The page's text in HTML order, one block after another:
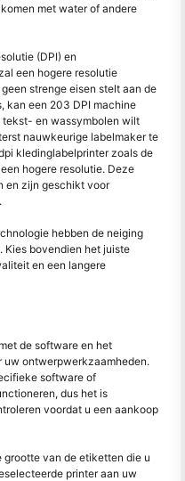
met water of andere
(DPI) en
een hogere resolutie
strenge eisen stelt aan de
kan een 203 DPI machine
en wassymbolen wilt
nauwkeurige labelmaker te
kledinglabelprinter zoals de
hogere resolutie. Deze
en zijn geschikt voor
hebben de neiging
Kies bovendien het juiste
en een langere
de software en het
uw ontwerpwerkzaamheden.
software of
dus het is
voordat u een aankoop
grootte van de etiketten die u
printer aan uw